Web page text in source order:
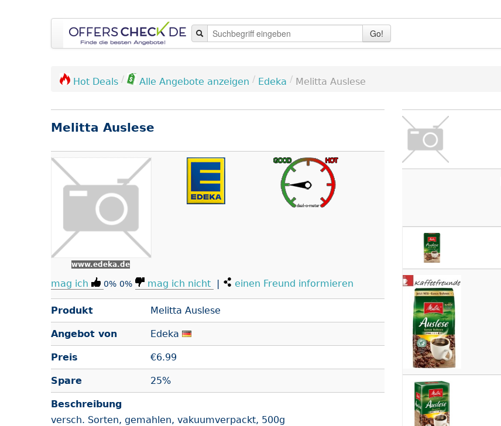
Go!
Hot Deals / Alle Angebote anzeigen / Edeka / Melitta Auslese
Melitta Auslese
www.edeka.de
mag ich 0% 0% mag ich nicht | einen Freund informieren
Produkt Melitta Auslese
Angebot von Edeka
Preis €6.99
Spare 25%
Beschreibung
versch. Sorten, gemahlen, vakuumverpackt, 500g